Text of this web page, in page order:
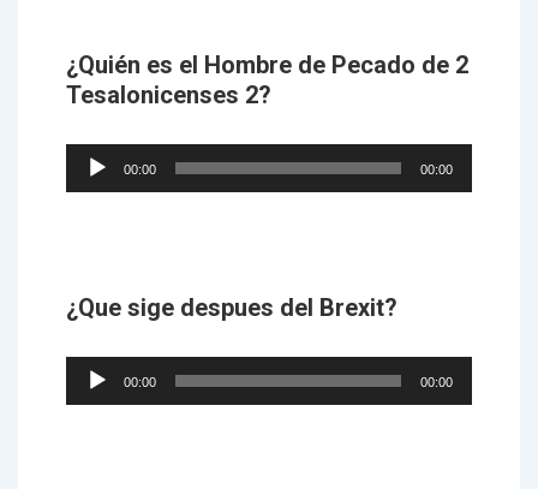
¿Quién es el Hombre de Pecado de 2
Tesalonicenses 2?
Audio
Player
00:00 00:00
¿Que sige despues del Brexit?
Audio
Player
00:00 00:00